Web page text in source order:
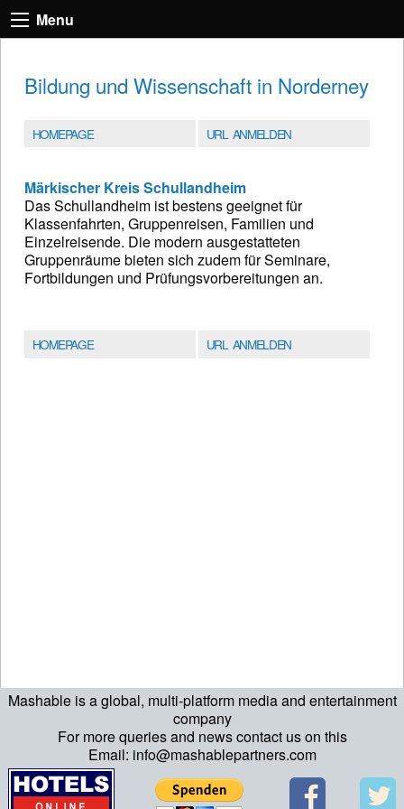
Mashable is a global, multi-platform media and entertainment
company
For more queries and news contact us on this
Email: info@mashablepartners.com
Menu
Bildung und Wissenschaft in Norderney
HOMEPAGE URL ANMELDEN
Märkischer Kreis Schullandheim
Das Schullandheim ist bestens geeignet für
Klassenfahrten, Gruppenreisen, Familien und
Einzelreisende. Die modern ausgestatteten
Gruppenräume bieten sich zudem für Seminare,
Fortbildungen und Prüfungsvorbereitungen an.
HOMEPAGE URL ANMELDEN